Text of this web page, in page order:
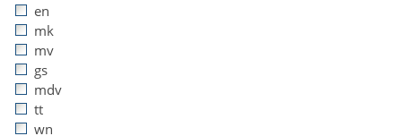
en
mk
mv
gs
mdv
tt
wn